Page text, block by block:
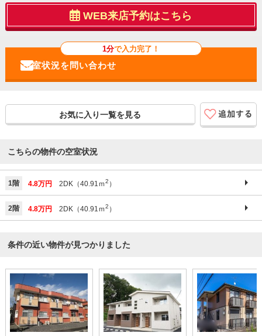
WEB来店予約はこちら
1分で入力完了！
お気に入り一覧を見る
こちらの物件の空室状況
1階 4.8万円 2DK（40.91ｍ2 ）
2階 4.8万円 2DK（40.91ｍ2 ）
条件の近い物件が見つかりました